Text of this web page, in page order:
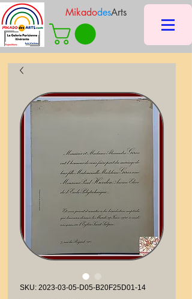
MikadodesArts
SKU: 2023-03-05-D05-B20F25D01-14